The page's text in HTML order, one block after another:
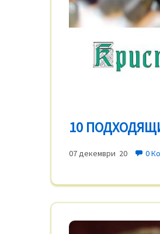
10
07 декември 20 0